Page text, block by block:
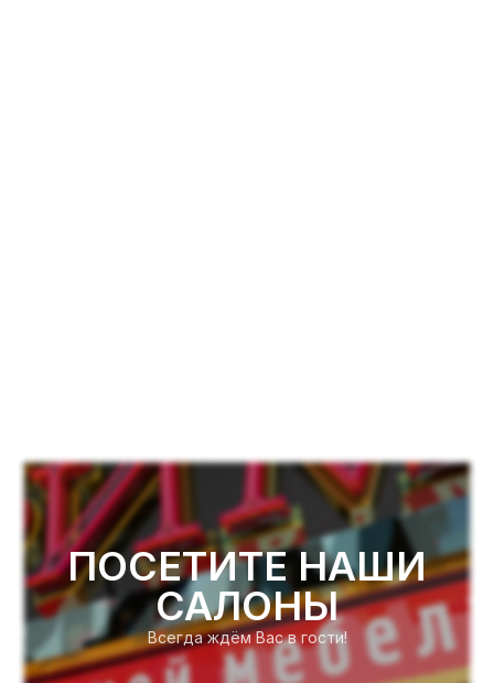
ПОСЕТИТЕ НАШИ
САЛОНЫ
Всегда ждём Вас в гости!